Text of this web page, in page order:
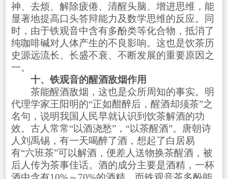
神、去烦、解除疲倦、清醒头脑、增进思维，能
显著地提高口头答辩能力及数学思维的反应。同
时，由于铁观音中含有多酚类等化合物，抵消了
纯咖啡碱对人体产生的不良影响。这也是饮茶历
史源远流长、长盛不衰、不断发展的重要原因之
一。
十、铁观音的醒酒敌烟作用
茶能醒酒敌烟，这也是众所周知的事实。明
代理学家王阳明的“正如酣醉后，醒酒却须茶”之
名句，说明我国人民早就认识到饮茶解酒的功
效。古人常常“以酒浇愁”，“以茶醒酒”。唐朝诗
人刘禹锡，有一天喝醉了酒，想起了白居易
有“六班茶”可以解酒，便差人送物换茶醒酒，被
后人传为茶事佳话。酒的成分主要是酒精，一杯